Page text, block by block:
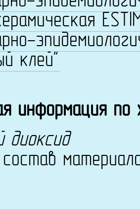
клей"
информация
диоксид